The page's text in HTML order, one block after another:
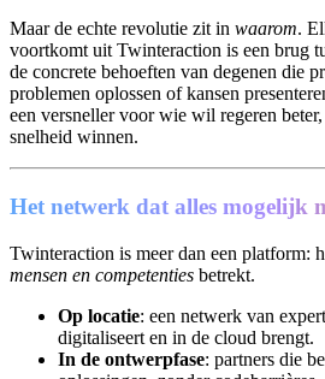
Maar de echte revolutie zit in waarom.
voortkomt uit Twinteraction is een brug
de concrete behoeften van degenen die
problemen oplossen of kansen
een versneller voor wie wil regeren
snelheid winnen.
Het netwerk dat alles mogelijk
Twinteraction is meer dan een platform:
mensen en competenties betrekt.
Op locatie: een netwerk van
digitaliseert en in de cloud brengt.
In de ontwerpfase: partners die